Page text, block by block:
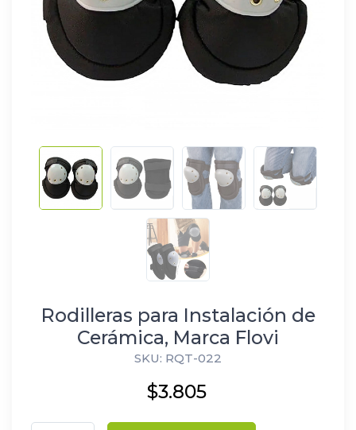
Rodilleras para Instalación de
Cerámica, Marca Flovi
SKU: RQT-022
$3.805